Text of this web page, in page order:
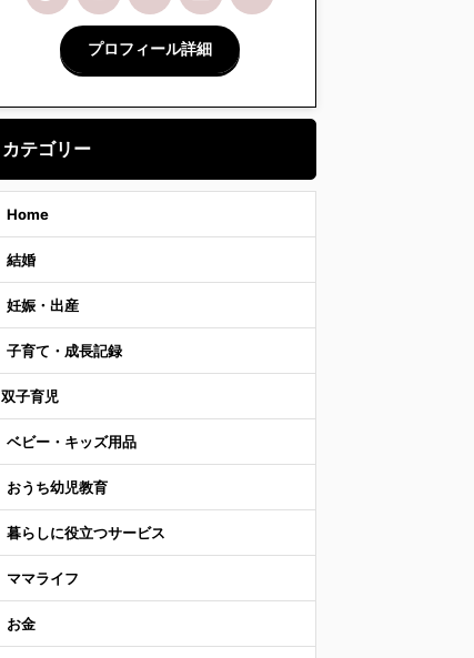
プロフィール詳細
カテゴリー
Home
結婚
妊娠・出産
子育て・成長記録
双子育児
ベビー・キッズ用品
おうち幼児教育
暮らしに役立つサービス
ママライフ
お金